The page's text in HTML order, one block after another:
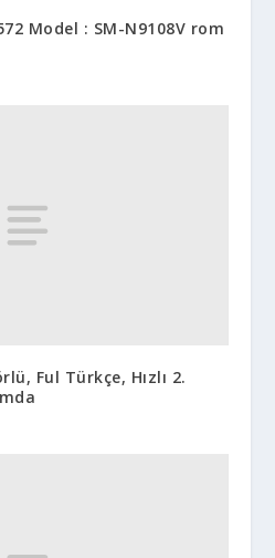
Model : SM-N9108V rom
Ful Türkçe, Hızlı 2.